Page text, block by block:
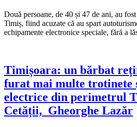
Două persoane, de 40 și 47 de ani, au
Timiș, fiind acuzate că au spart
echipamente electronice speciale, fără a
Timișoara: un bărbat
furat mai multe trotinete
electrice din perimetrul
Cetății, Gheorghe Lazăr